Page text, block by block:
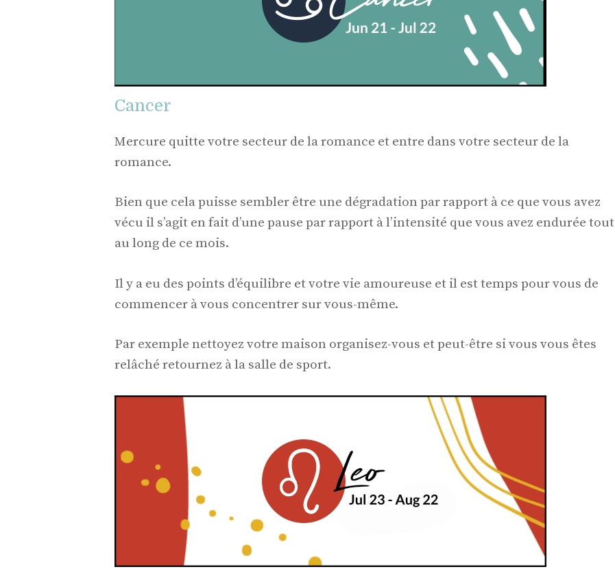
Cancer
Mercure quitte votre secteur de la romance et entre dans votre secteur de la
romance.
Bien que cela puisse sembler être une dégradation par rapport à ce que vous avez
vécu il s’agit en fait d’une pause par rapport à l’intensité que vous avez endurée tout
au long de ce mois.
Il y a eu des points d’équilibre et votre vie amoureuse et il est temps pour vous de
commencer à vous concentrer sur vous-même.
Par exemple nettoyez votre maison organisez-vous et peut-être si vous vous êtes
relâché retournez à la salle de sport.